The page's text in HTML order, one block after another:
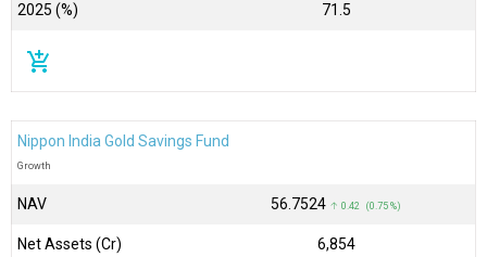
2025 (%) 71.5
add_shopping_cart
Nippon India Gold Savings Fund
Growth
NAV ₹56.7524 ↑ 0.42 (0.75 %)
Net Assets (Cr) ₹6,854